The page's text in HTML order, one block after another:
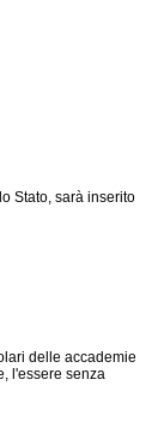
Stato, sarà inserito
delle accademie
l'essere senza